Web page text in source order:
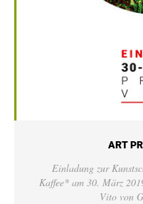
ART
Einladung zur
Kaffee* am 30. März
Vito von